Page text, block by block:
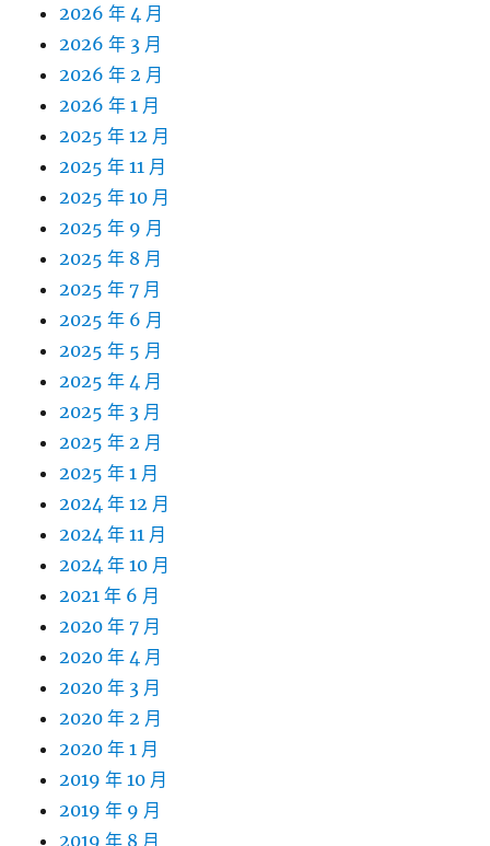
2026 年 4 月
2026 年 3 月
2026 年 2 月
2026 年 1 月
2025 年 12 月
2025 年 11 月
2025 年 10 月
2025 年 9 月
2025 年 8 月
2025 年 7 月
2025 年 6 月
2025 年 5 月
2025 年 4 月
2025 年 3 月
2025 年 2 月
2025 年 1 月
2024 年 12 月
2024 年 11 月
2024 年 10 月
2021 年 6 月
2020 年 7 月
2020 年 4 月
2020 年 3 月
2020 年 2 月
2020 年 1 月
2019 年 10 月
2019 年 9 月
2019 年 8 月